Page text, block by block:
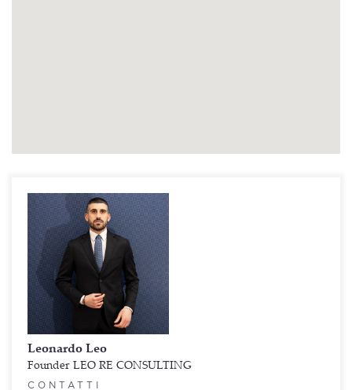
Leonardo Leo
Founder LEO RE CONSULTING
CONTATTI